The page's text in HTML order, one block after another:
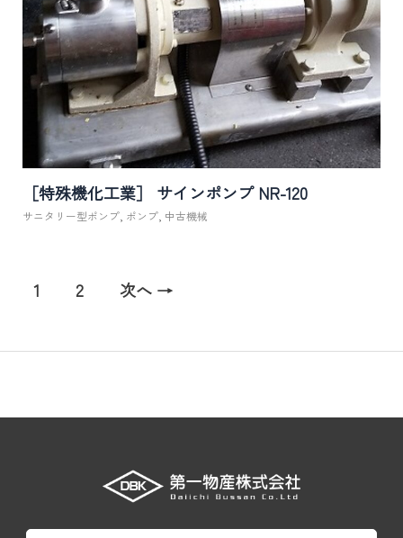
［特殊機化工業］ サインポンプ NR-120
サニタリー型ポンプ, ポンプ, 中古機械
1 2 次へ →